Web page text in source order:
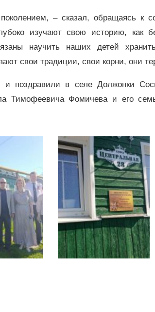
– сказал, обращаясь к
изучают свою историю, как
научить наших детей
свои традиции, свои корни, они
и поздравили в селе Должонки
Тимофеевича Фомичева и его